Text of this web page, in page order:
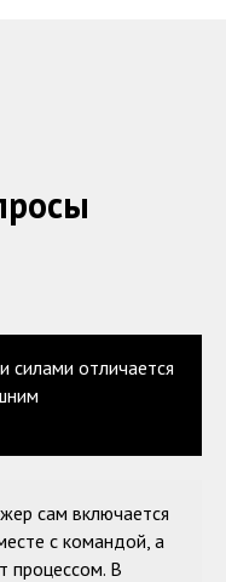
силами отличается
сам включается
с командой, а
процессом. В